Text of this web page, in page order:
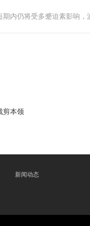
内仍将受多蹙迫素影响
剪本领
新闻动态